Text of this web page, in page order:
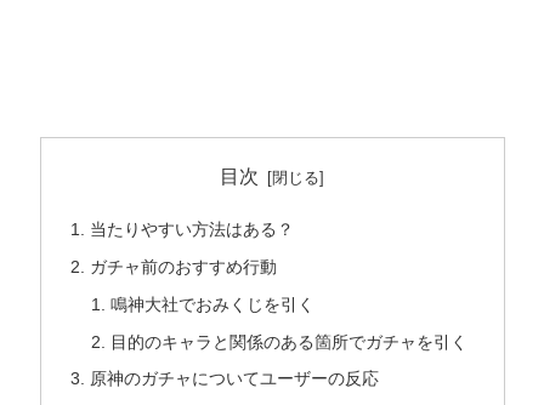
目次
当たりやすい方法はある？
ガチャ前のおすすめ行動
鳴神大社でおみくじを引く
目的のキャラと関係のある箇所でガチャを引く
原神のガチャについてユーザーの反応